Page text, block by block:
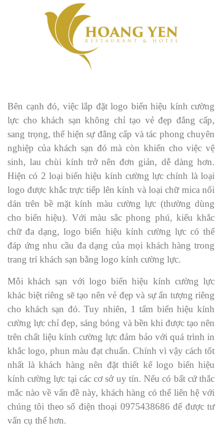
Bên cạnh đó, việc lắp đặt logo biển hiệu kính cường
lực cho khách sạn không chỉ tạo vẻ đẹp đẳng cấp,
sang trọng, thể hiện sự đẳng cấp và tác phong chuyên
nghiệp của khách sạn đó mà còn khiến cho việc vệ
sinh, lau chùi kính trở nên đơn giản, dễ dàng hơn.
Hiện có 2 loại biển hiệu kính cường lực chính là loại
logo được khắc trực tiếp lên kính và loại chữ mica nổi
dán trên bề mặt kính màu cường lực (thường dùng
cho biển hiệu). Với màu sắc phong phú, kiểu khắc
chữ đa dạng, logo biển hiệu kính cường lực có thể
đáp ứng nhu cầu đa dạng của mọi khách hàng trong
trang trí khách sạn bằng logo kính cường lực.
Mỗi khách sạn với logo biển hiệu kính cường lực
khác biệt riêng sẽ tạo nên vẻ đẹp và sự ấn tượng riêng
cho khách sạn đó. Tuy nhiên, 1 tấm biển hiệu kính
cường lực chỉ đẹp, sáng bóng và bền khi được tạo nên
trên chất liệu kính cường lực đảm bảo với quá trình in
khắc logo, phun màu đạt chuẩn. Chính vì vậy cách tốt
nhất là khách hàng nên đặt thiết kế logo biển hiệu
kính cường lực tại các cơ sở uy tín. Nếu có bất cứ thắc
mắc nào về vấn đề này, khách hàng có thể liên hệ với
chúng tôi theo số điện thoại 0975438686 để được tư
vấn cụ thể hơn.